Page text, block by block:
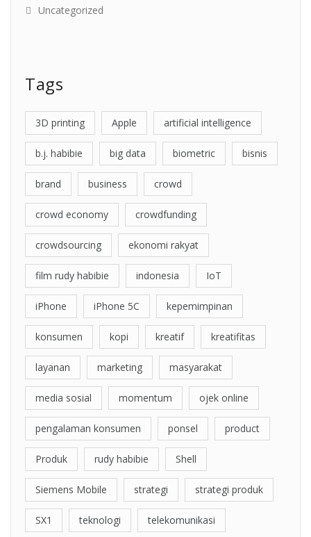
Uncategorized
Tags
3D printing Apple artificial intelligence
b.j. habibie big data biometric bisnis
brand business crowd
crowd economy crowdfunding
crowdsourcing ekonomi rakyat
film rudy habibie indonesia IoT
iPhone iPhone 5C kepemimpinan
konsumen kopi kreatif kreatifitas
layanan marketing masyarakat
media sosial momentum ojek online
pengalaman konsumen ponsel product
Produk rudy habibie Shell
Siemens Mobile strategi strategi produk
SX1 teknologi telekomunikasi